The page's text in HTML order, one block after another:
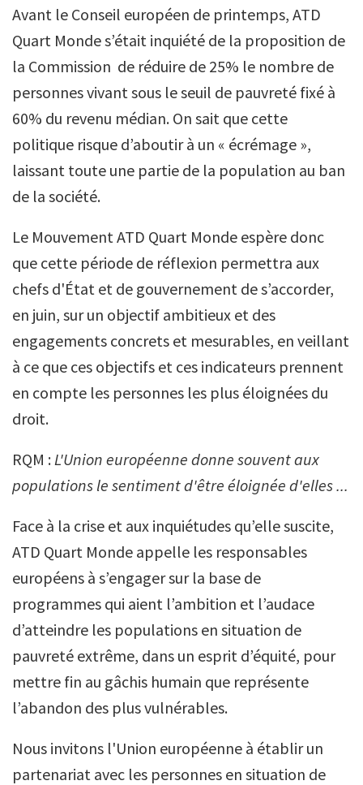
Avant le Conseil européen de printemps, ATD
Quart Monde s’était inquiété de la proposition de
la Commission de réduire de 25% le nombre de
personnes vivant sous le seuil de pauvreté fixé à
60% du revenu médian. On sait que cette
politique risque d’aboutir à un « écrémage »,
laissant toute une partie de la population au ban
de la société.
Le Mouvement ATD Quart Monde espère donc
que cette période de réflexion permettra aux
chefs d'État et de gouvernement de s’accorder,
en juin, sur un objectif ambitieux et des
engagements concrets et mesurables, en veillant
à ce que ces objectifs et ces indicateurs prennent
en compte les personnes les plus éloignées du
droit.
RQM :L'Union européenne donne souvent aux
populations le sentiment d'être éloignée d'elles ...
Face à la crise et aux inquiétudes qu’elle suscite,
ATD Quart Monde appelle les responsables
européens à s’engager sur la base de
programmes qui aient l’ambition et l’audace
d’atteindre les populations en situation de
pauvreté extrême, dans un esprit d’équité, pour
mettre fin au gâchis humain que représente
l’abandon des plus vulnérables.
Nous invitons l'Union européenne à établir un
partenariat avec les personnes en situation de